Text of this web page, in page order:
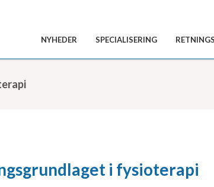
NYHEDER SPECIALISERING
i fysioterapi